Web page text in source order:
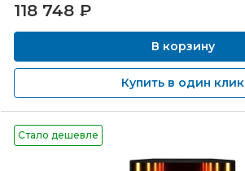
118 748 ₽
В корзину
Купить в один клик
Стало дешевле